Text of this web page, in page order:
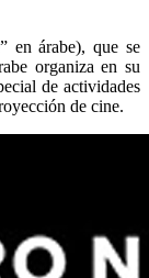
en árabe), que se
organiza en su
de actividades
de cine.